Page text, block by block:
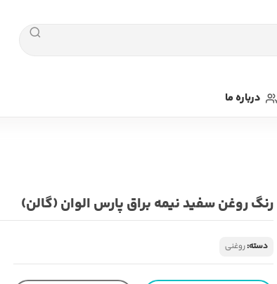
درباره ما
رنگ روغن سفید نیمه براق پارس الوان (گالن)
دسته:روغنی